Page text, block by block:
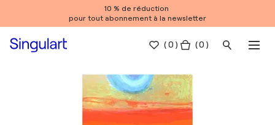
10 % de réduction
pour tout abonnement à la newsletter
(0 ) ( 0 )